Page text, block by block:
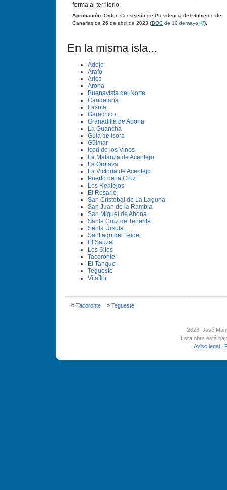
forma al territorio.
Aprobación: Orden Consejería de Presidencia del Gobierno de
Canarias de 26 de abril de 2023 (BOC de 10 demayo ).
En la misma isla...
Adeje
Arafo
Arico
Arona
Buenavista del Norte
Candelaria
Fasnia
Garachico
Granadilla de Abona
La Guancha
Guí­a de Isora
Güí­mar
Icod de los Vinos
La Matanza de Acentejo
La Orotava
La Victoria de Acentejo
Puerto de la Cruz
Los Realejos
El Rosario
San Cristóbal de La Laguna
San Juan de la Rambla
San Miguel de Abona
Santa Cruz de Tenerife
Santa Úrsula
Santiago del Teide
El Sauzal
Los Silos
Tacoronte
El Tanque
Tegueste
Vilaflor
« Tacoronte» Tegueste
2026, José
Esta obra está
Aviso legal |